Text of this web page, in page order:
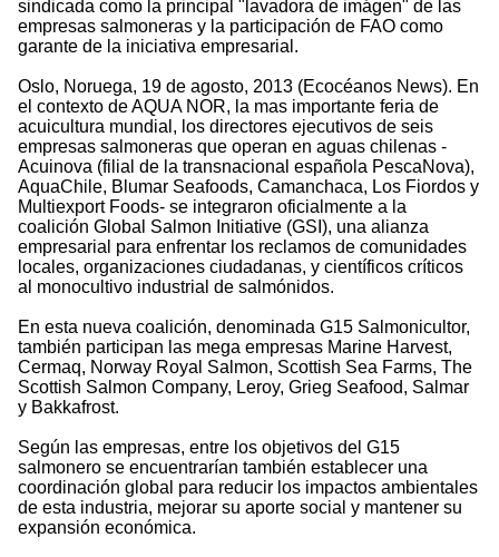
sindicada como la principal "lavadora de imágen" de las
empresas salmoneras y la participación de FAO como
garante de la iniciativa empresarial.
Oslo, Noruega, 19 de agosto, 2013 (Ecocéanos News). En
el contexto de AQUA NOR, la mas importante feria de
acuicultura mundial, los directores ejecutivos de seis
empresas salmoneras que operan en aguas chilenas -
Acuinova (filial de la transnacional española PescaNova),
AquaChile, Blumar Seafoods, Camanchaca, Los Fiordos y
Multiexport Foods- se integraron oficialmente a la
coalición Global Salmon Initiative (GSI), una alianza
empresarial para enfrentar los reclamos de comunidades
locales, organizaciones ciudadanas, y científicos críticos
al monocultivo industrial de salmónidos.
En esta nueva coalición, denominada G15 Salmonicultor,
también participan las mega empresas Marine Harvest,
Cermaq, Norway Royal Salmon, Scottish Sea Farms, The
Scottish Salmon Company, Leroy, Grieg Seafood, Salmar
y Bakkafrost.
Según las empresas, entre los objetivos del G15
salmonero se encuentrarían también establecer una
coordinación global para reducir los impactos ambientales
de esta industria, mejorar su aporte social y mantener su
expansión económica.